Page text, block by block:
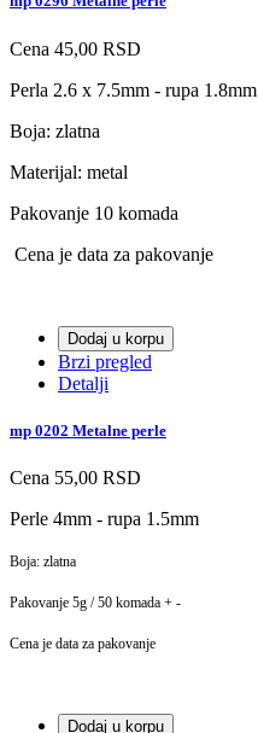
Cena 45,00 RSD
Perla 2.6 x 7.5mm - rupa 1.8mm
Boja: zlatna
Materijal: metal
Pakovanje 10 komada
Cena je data za pakovanje
Dodaj u korpu
Brzi pregled
Detalji
mp 0202 Metalne perle
Cena 55,00 RSD
Perle 4mm - rupa 1.5mm
Boja: zlatna
Pakovanje 5g / 50 komada + -
Cena je data za pakovanje
Dodaj u korpu